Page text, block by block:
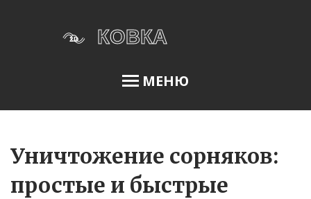
МЕНЮ
Меню
Уничтожение сорняков:
простые и быстрые